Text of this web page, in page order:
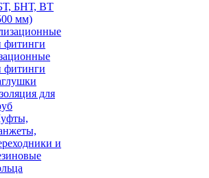
БНТ, ВТ
мм)
фитинги
для
и